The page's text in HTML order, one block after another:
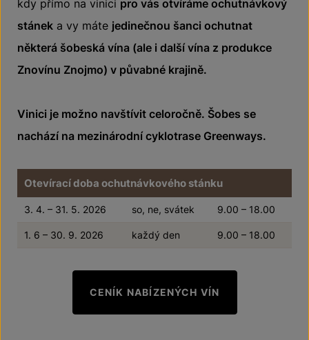
kdy přímo na vinici pro vás otvíráme ochutnávkový
stánek a vy máte jedinečnou šanci ochutnat
některá šobeská vína (ale i další vína z produkce
Znovínu Znojmo) v půvabné krajině.
Vinici je možno navštívit celoročně. Šobes se
nachází na mezinárodní cyklotrase Greenways.
Otevírací doba ochutnávkového stánku
3. 4. – 31. 5. 2026 so, ne, svátek 9.00 – 18.00
1. 6 – 30. 9. 2026 každý den 9.00 – 18.00
CENÍK NABÍZENÝCH VÍN